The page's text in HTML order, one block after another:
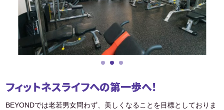
フィットネスライフへの第一歩へ！
BEYONDでは老若男女問わず、美しくなることを目標としておりま